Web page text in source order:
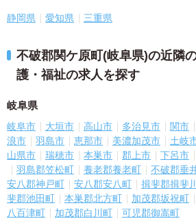
静岡県 愛知県 三重県
不破郡関ケ原町(岐阜県)の近隣
護・福祉の求人を探す
岐阜県
岐阜市 大垣市 高山市 多治見市 関市
浪市
羽島市 恵那市 美濃加茂市 土岐
山県市
瑞穂市 本巣市 郡上市 下呂市
羽島郡笠松町
養老郡養老町 不破郡垂
安八郡神戸町
安八郡安八町 揖斐郡揖斐
斐郡池田町
本巣郡北方町 加茂郡坂祝町
八百津町
加茂郡白川町 可児郡御嵩町